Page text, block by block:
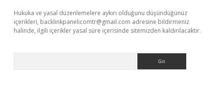
Hukuka ve yasal düzenlemelere aykırı olduğunu düşündüğünüz
içerikleri, backlinkpanelicomtr@gmail.com adresine bildirmeniz
halinde, ilgili içerikler yasal süre içerisinde sitemizden kaldırılacaktır.